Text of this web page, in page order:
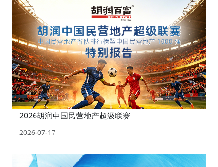
2026胡润中国民营地产超级联赛
2026-07-17